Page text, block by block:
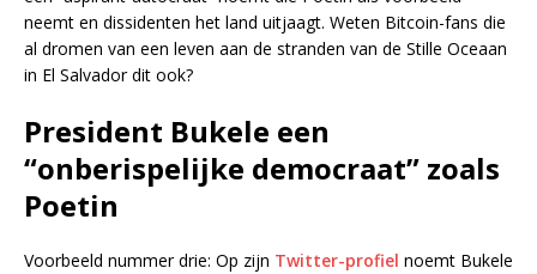
neemt en dissidenten het land uitjaagt. Weten Bitcoin-fans die
al dromen van een leven aan de stranden van de Stille Oceaan
in El Salvador dit ook?
President Bukele een
“onberispelijke democraat” zoals
Poetin
Voorbeeld nummer drie: Op zijn Twitter-profiel noemt Bukele